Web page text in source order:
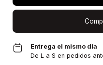
Entrega el mismo día
De L a S en pedidos